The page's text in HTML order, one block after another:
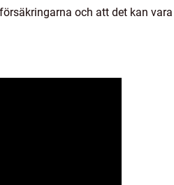
och att det kan